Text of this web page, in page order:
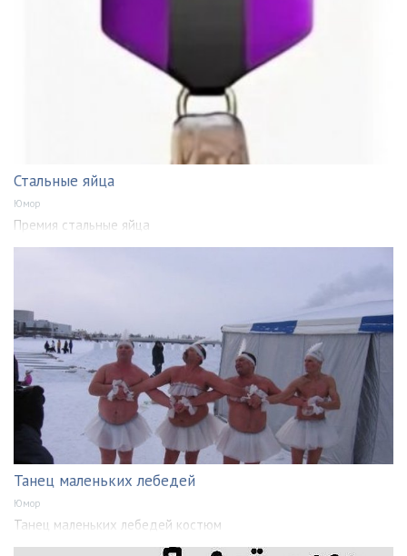
Стальные яйца
Юмор
Премия стальные яйца
Танец маленьких лебедей
Юмор
Танец маленьких лебедей костюм